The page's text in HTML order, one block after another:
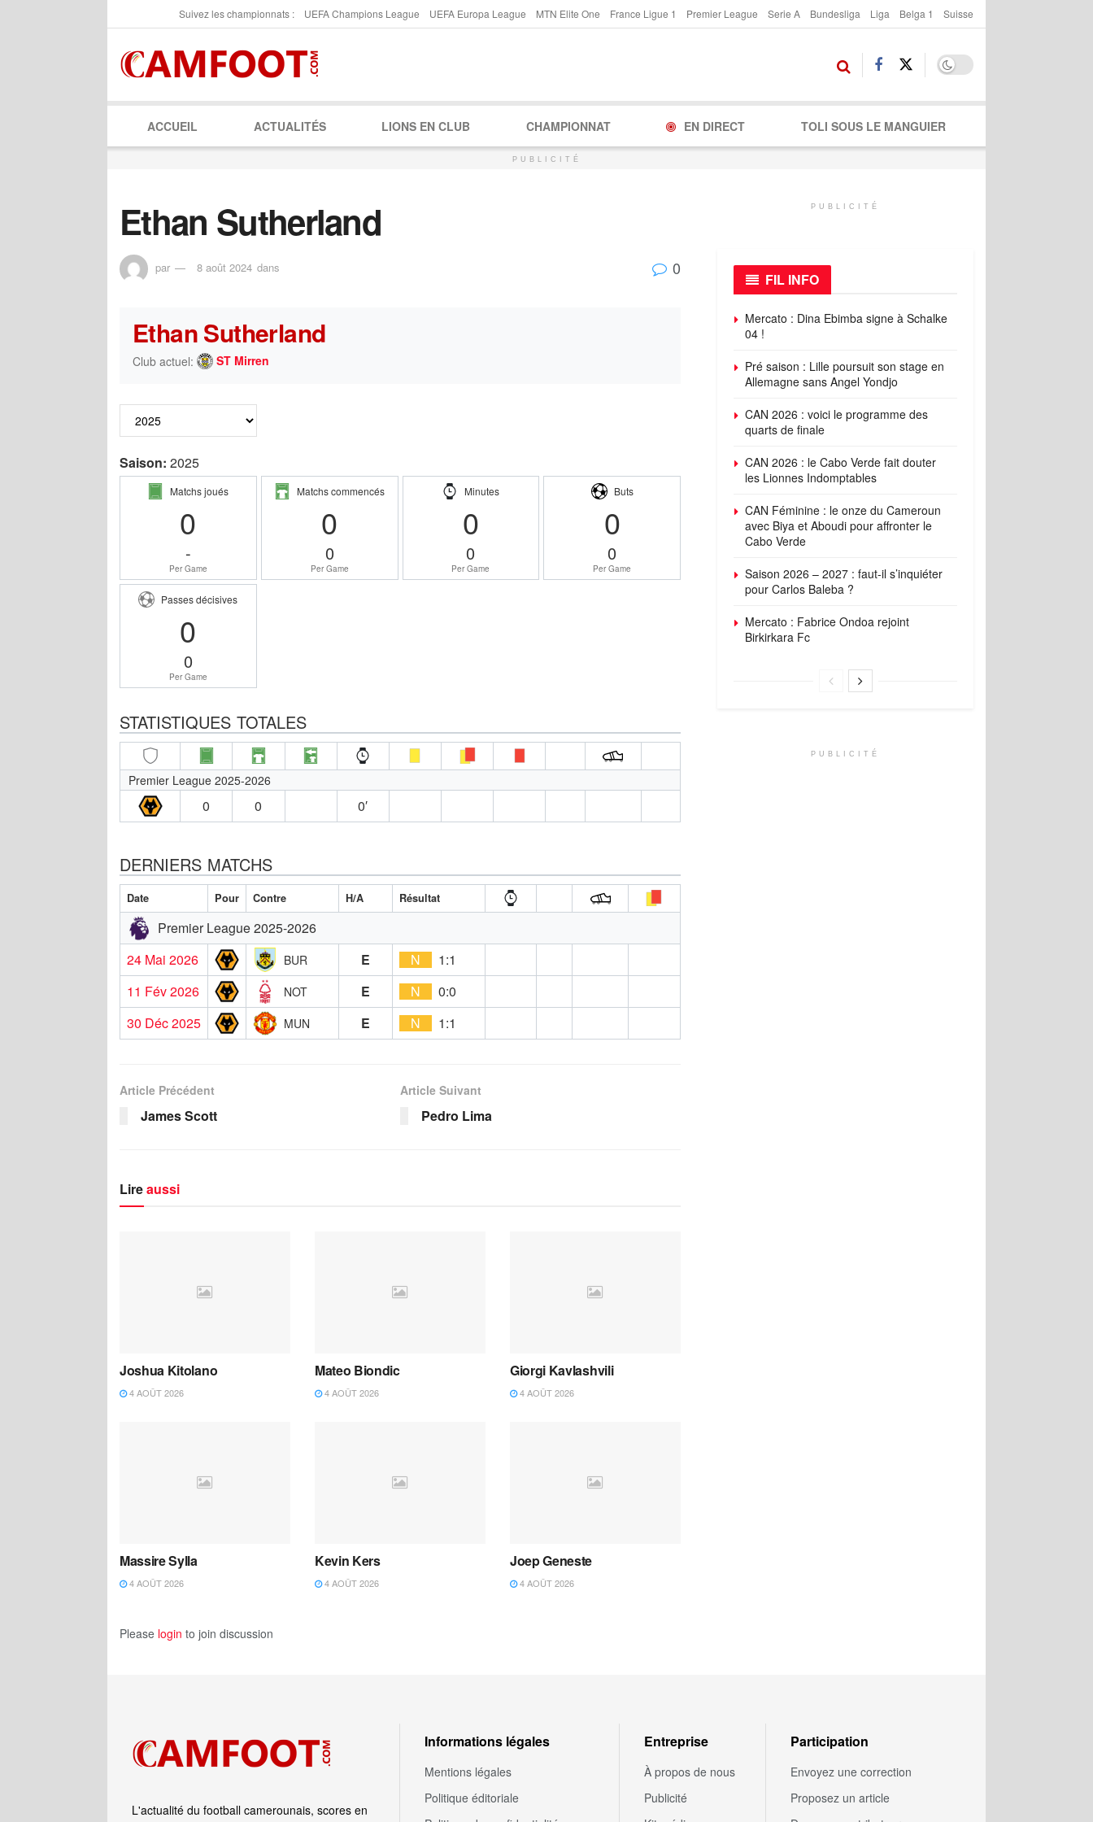
Suivez les championnats : UEFA Champions League UEFA Europa League MTN Elite One France Ligue 1 Premier League Serie A Bundesliga Liga Belga 1 Suisse
ACCUEIL ACTUALITÉS LIONS EN CLUB CHAMPIONNAT EN DIRECT TOLI SOUS LE MANGUIER
PUBLICITÉ
Ethan Sutherland
par 8 août 2024 dans 0
Ethan Sutherland
Club actuel: ST Mirren
Saison: 2025
Matchs joués
0
-
Per Game
Matchs commencés
0
0
Per Game
Minutes
0
0
Per Game
Buts
0
0
Per Game
Passes décisives
0
0
Per Game
STATISTIQUES TOTALES
Premier League 2025-2026
0 0 0′
DERNIERS MATCHS
Date Pour Contre H/A Résultat
Premier League 2025-2026
24 Mai 2026
BUR E N
1:1
11 Fév 2026
NOT E N
0:0
30 Déc 2025
MUN E N 1:1
Article Précédent
James Scott
Article Suivant
Pedro Lima
Lireaussi
Joshua Kitolano
4 AOÛT 2026
Mateo Biondic
4 AOÛT 2026
Giorgi Kavlashvili
4 AOÛT 2026
Massire Sylla
4 AOÛT 2026
Kevin Kers
4 AOÛT 2026
Joep Geneste
4 AOÛT 2026
Please login to join discussion
PUBLICITÉ
FIL INFO
Mercato : Dina Ebimba signe à Schalke
04 !
Pré saison : Lille poursuit son stage en
Allemagne sans Angel Yondjo
CAN 2026 : voici le programme des
quarts de finale
CAN 2026 : le Cabo Verde fait douter
les Lionnes Indomptables
CAN Féminine : le onze du Cameroun
avec Biya et Aboudi pour affronter le
Cabo Verde
Saison 2026 – 2027 : faut-il s’inquiéter
pour Carlos Baleba ?
Mercato : Fabrice Ondoa rejoint
Birkirkara Fc
PUBLICITÉ
L'actualité du football camerounais, scores en
Informations légales
Mentions légales
Politique éditoriale
Entreprise
À propos de nous
Publicité
Participation
Envoyez une correction
Proposez un article